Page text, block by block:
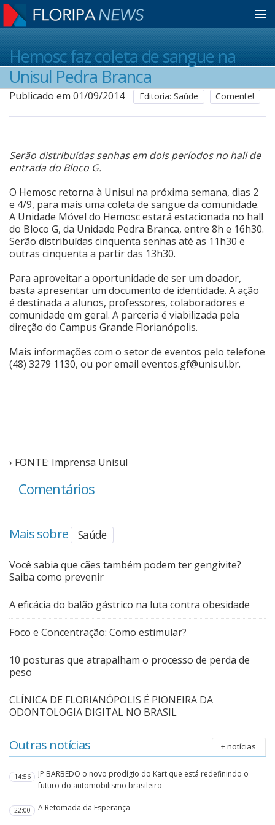
Home
Notícias
Classificados
Guia de Serviços
Anuncie
Cinema
Agenda Cultural
Hemosc faz coleta de sangue na
Unisul Pedra Branca
Publicado em 01/09/2014 Editoria: Saúde Comente!
Serão distribuídas senhas em dois períodos no hall de
entrada do Bloco G.
O Hemosc retorna à Unisul na próxima semana, dias 2
e 4/9, para mais uma coleta de sangue da comunidade.
A Unidade Móvel do Hemosc estará estacionada no hall
do Bloco G, da Unidade Pedra Branca, entre 8h e 16h30.
Serão distribuídas cinquenta senhas até as 11h30 e
outras cinquenta a partir das 13h30.
Para aproveitar a oportunidade de ser um doador,
basta apresentar um documento de identidade. A ação
é destinada a alunos, professores, colaboradores e
comunidade em geral. A parceria é viabilizada pela
direção do Campus Grande Florianópolis.
Mais informações com o setor de eventos pelo telefone
(48) 3279 1130, ou por email eventos.gf@unisul.br.
› FONTE: Imprensa Unisul
Comentários
Mais sobre Saúde
Você sabia que cães também podem ter gengivite?
Saiba como prevenir
A eficácia do balão gástrico na luta contra obesidade
Foco e Concentração: Como estimular?
10 posturas que atrapalham o processo de perda de
peso
CLÍNICA DE FLORIANÓPOLIS É PIONEIRA DA
ODONTOLOGIA DIGITAL NO BRASIL
Outras notícias + notícias
14:56
JP BARBEDO o novo prodígio do Kart que está redefinindo o
futuro do automobilismo brasileiro
22:00 A Retomada da Esperança